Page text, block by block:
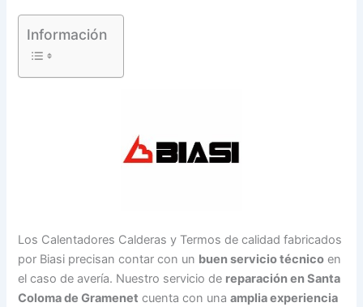
Información
Los Calentadores Calderas y Termos de calidad fabricados
por Biasi precisan contar con un buen servicio técnico en
el caso de avería. Nuestro servicio de reparación en Santa
Coloma de Gramenet cuenta con unaamplia experiencia